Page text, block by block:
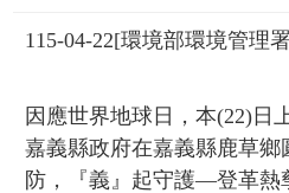
115-04-22[環境部環境管理
因應世界地球日，本(22)日
嘉義縣政府在嘉義縣鹿草
防，『義』起守護—登革熱